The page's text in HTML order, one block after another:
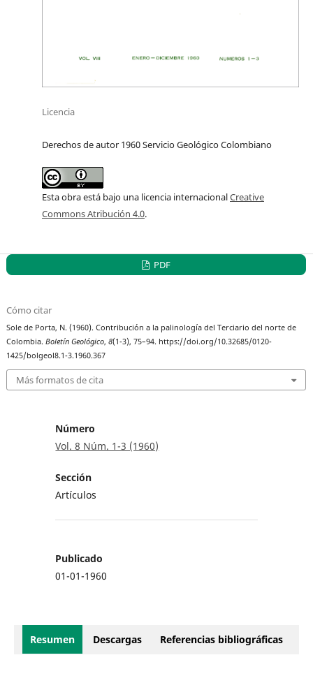
Licencia
Derechos de autor 1960 Servicio Geológico Colombiano
Esta obra está bajo una licencia internacionalCreative
Commons Atribución 4.0.
PDF
Cómo citar
Sole de Porta, N. (1960). Contribución a la palinología del Terciario del norte de
Colombia.Boletín Geológico,8(1-3), 75–94. https://doi.org/10.32685/0120-
1425/bolgeol8.1-3.1960.367
Más formatos de cita
Número
Vol. 8 Núm. 1-3 (1960)
Sección
Artículos
Publicado
01-01-1960
Resumen Descargas Referencias bibliográficas